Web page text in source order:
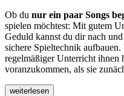
Ob du nur ein paar Songs
spielen möchtest: Mit gutem
Geduld kannst du dir nach
sichere Spieltechnik
regelmäßiger Unterricht ihnen
voranzukommen, als sie
weiterlesen